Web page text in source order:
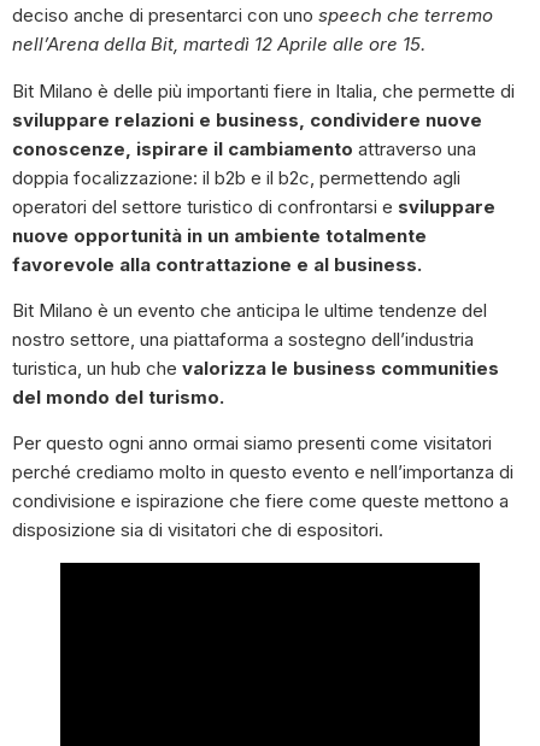
deciso anche di presentarci con uno speech che terremo
nell’Arena della Bit, martedì 12 Aprile alle ore 15.
Bit Milano è delle più importanti fiere in Italia, che permette di
sviluppare relazioni e business, condividere nuove
conoscenze, ispirare il cambiamento attraverso una
doppia focalizzazione: il b2b e il b2c, permettendo agli
operatori del settore turistico di confrontarsi e sviluppare
nuove opportunità in un ambiente totalmente
favorevole alla contrattazione e al business.
Bit Milano è un evento che anticipa le ultime tendenze del
nostro settore, una piattaforma a sostegno dell’industria
turistica, un hub che valorizza le business communities
del mondo del turismo.
Per questo ogni anno ormai siamo presenti come visitatori
perché crediamo molto in questo evento e nell’importanza di
condivisione e ispirazione che fiere come queste mettono a
disposizione sia di visitatori che di espositori.